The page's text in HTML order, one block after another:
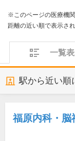
※このページの医療機
距離の近い順で表示さ
一覧
駅から近い順
福原内科・脳